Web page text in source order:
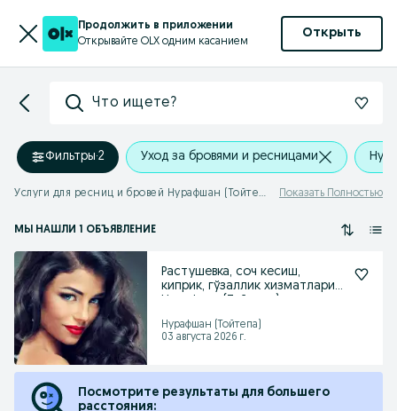
Продолжить в приложении
Открывайте OLX одним касанием
Открыть
Что ищете?
Фильтры·2 Уход за бровями и ресницами
Услуги для ресниц и бровей Нурафшан (Тойтепа) Показать Полностью
МЫ НАШЛИ 1 ОБЪЯВЛЕНИЕ
Растушевка, соч кесиш,
киприк, гўзаллик хизматлари
Нурафшан (Тойтепа)
03 августа 2026 г.
Посмотрите результаты для большего
расстояния: